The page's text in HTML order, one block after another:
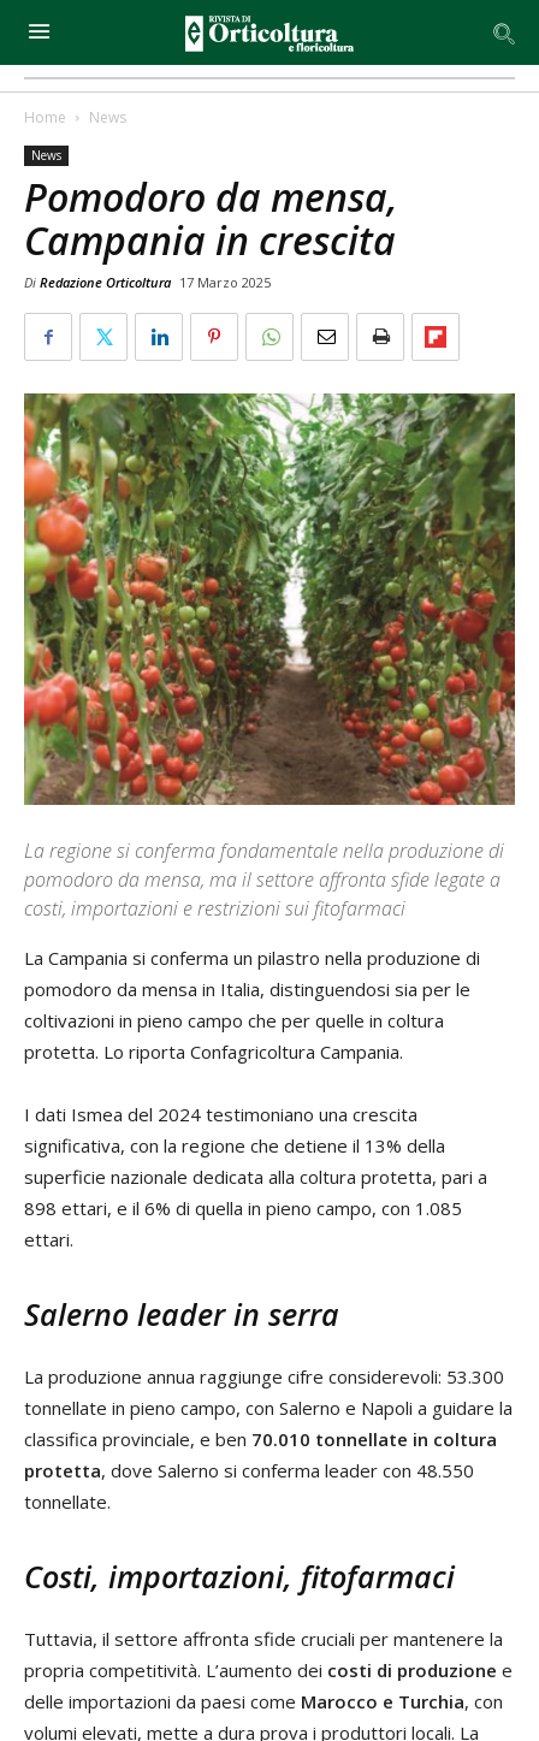
Home News
News
Pomodoro da mensa,
Campania in crescita
Di Redazione Orticoltura 17 Marzo 2025
La regione si conferma fondamentale nella produzione di
pomodoro da mensa, ma il settore affronta sfide legate a
costi, importazioni e restrizioni sui fitofarmaci
La Campania si conferma un pilastro nella produzione di
pomodoro da mensa in Italia, distinguendosi sia per le
coltivazioni in pieno campo che per quelle in coltura
protetta. Lo riporta Confagricoltura Campania.
I dati Ismea del 2024 testimoniano una crescita
significativa, con la regione che detiene il 13% della
superficie nazionale dedicata alla coltura protetta, pari a
898 ettari, e il 6% di quella in pieno campo, con 1.085
ettari.
Salerno leader in serra
La produzione annua raggiunge cifre considerevoli: 53.300
tonnellate in pieno campo, con Salerno e Napoli a guidare la
classifica provinciale, e ben 70.010 tonnellate in coltura
protetta, dove Salerno si conferma leader con 48.550
tonnellate.
Costi, importazioni, fitofarmaci
Tuttavia, il settore affronta sfide cruciali per mantenere la
propria competitività. L’aumento dei costi di produzione e
delle importazioni da paesi come Marocco e Turchia, con
volumi elevati, mette a dura prova i produttori locali. La